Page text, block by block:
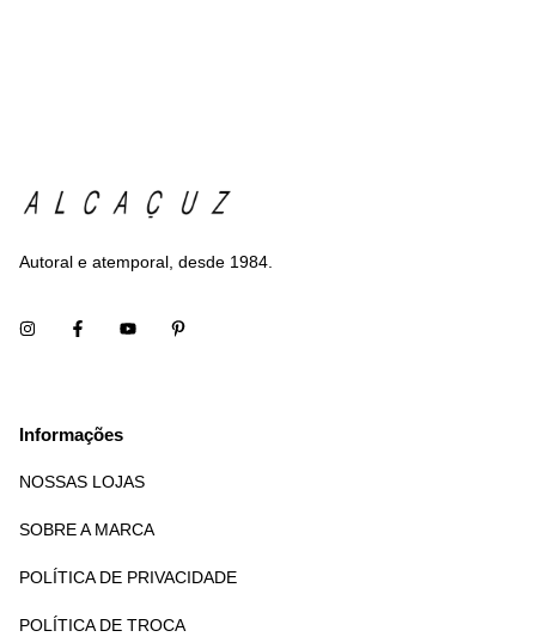
Autoral e atemporal, desde 1984.
Informações
NOSSAS LOJAS
SOBRE A MARCA
POLÍTICA DE PRIVACIDADE
POLÍTICA DE TROCA